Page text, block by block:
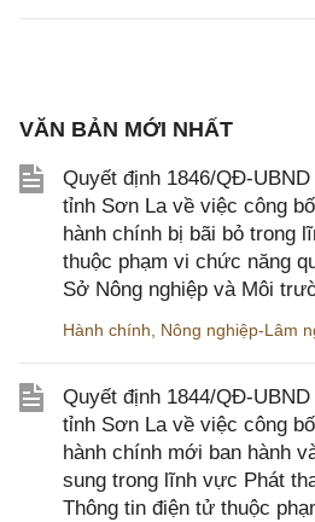
VĂN BẢN MỚI NHẤT
Quyết định 1846/QĐ-
tỉnh Sơn La về việc công
hành chính bị bãi bỏ trong
thuộc phạm vi chức năng
Sở Nông nghiệp và Môi
Hành chính Nông nghiệp-Lâm
Quyết định 1844/QĐ-
tỉnh Sơn La về việc công
hành chính mới ban hành
sung trong lĩnh vực Phát
Thông tin điện tử thuộc